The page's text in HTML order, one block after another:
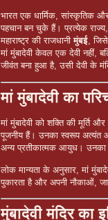
भारत एक धार्मिक, सांस्कृतिक
पहचान बन चुके हैं। प्रत्येक राज्य,
महाराष्ट्र की राजधानीमुंबई, जिसे
मां मुंबादेवी केवल एक देवी नहीं,
जीवंत बना हुआ है, उसी देवी के
मां मुंबादेवी का
मां मुंबादेवी को शक्ति की मूर्ति
पूजनीय हैं। उनका स्वरूप
अन्य प्रतीकात्मक आयुध। उनका
लोक मान्यता के अनुसार, मां
पुकारता है और अपनी नौकाओं,
मुंबादेवी मंदिर का